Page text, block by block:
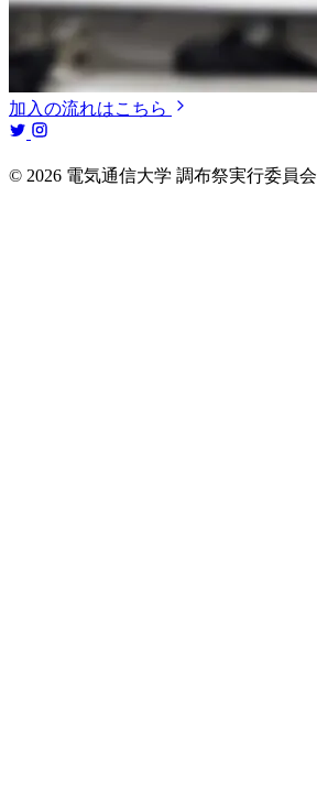
加入の流れはこちら
© 2026 電気通信大学 調布祭実行委員会